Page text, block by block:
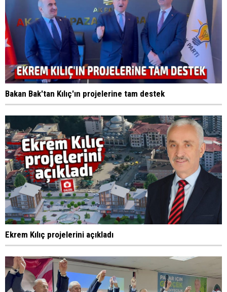
Bakan Bak'tan Kılıç'ın projelerine tam destek
Ekrem Kılıç projelerini açıkladı